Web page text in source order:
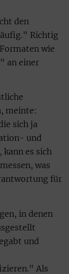
den
Richtig
wie
an einer
meinte:
sich ja
und
es sich
was
für
in denen
und
Als